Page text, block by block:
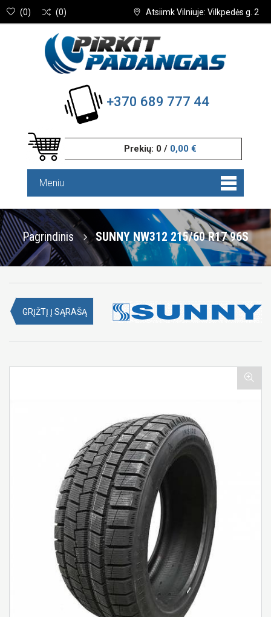
Atsiimk Vilniuje: Vilkpedės g. 2
(0) (0)
+370 689 777 44
Prekių: 0 / 0,00 €
Meniu
Pagrindinis SUNNY NW312 215/60 R17 96S
GRĮŽTĮ Į SĄRAŠĄ